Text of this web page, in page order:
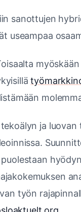
sanottujen
useampaa
ja luovan
työn